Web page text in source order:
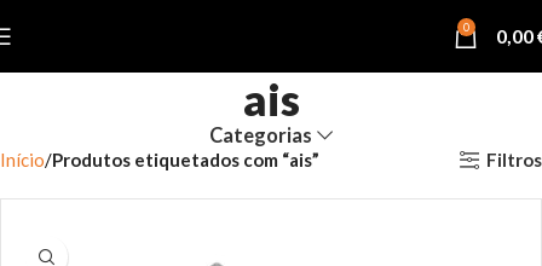
0 0,00
ais
Categorias
Início Produtos etiquetados com “ais” Filtros